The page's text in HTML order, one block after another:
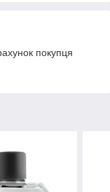
покупця